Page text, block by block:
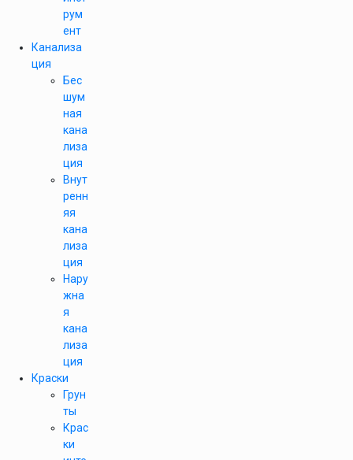
рум
ент
Канализа
ция
Бес
шум
ная
кана
лиза
ция
Внут
ренн
яя
кана
лиза
ция
Нару
жна
я
кана
лиза
ция
Краски
Грун
ты
Крас
ки